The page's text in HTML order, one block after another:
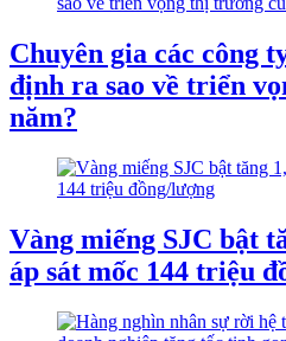
Chuyên gia các công
định ra sao về triển
năm?
Vàng miếng SJC bật
áp sát mốc 144 triệu